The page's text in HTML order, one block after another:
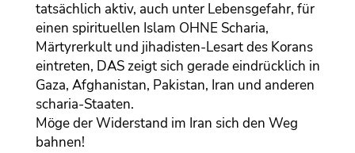
tatsächlich aktiv, auch unter Lebensgefahr, für
einen spirituellen Islam OHNE Scharia,
Märtyrerkult und jihadisten-Lesart des Korans
eintreten, DAS zeigt sich gerade eindrücklich in
Gaza, Afghanistan, Pakistan, Iran und anderen
scharia-Staaten.
Möge der Widerstand im Iran sich den Weg
bahnen!